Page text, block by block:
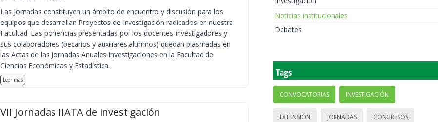
Las Jornadas constituyen un ámbito de encuentro y discusión para los
equipos que desarrollan Proyectos de Investigación radicados en nuestra
Facultad. Las ponencias presentadas por los docentes-investigadores y
sus colaboradores (becarios y auxiliares alumnos) quedan plasmadas en
las Actas de las Jornadas Anuales Investigaciones en la Facultad de
Ciencias Económicas y Estadística.
Leer más
VII Jornadas IIATA de investigación
Noticias institucionales
Debates
Tags
CONVOCATORIAS INVESTIGACIÓN
EXTENSIÓN JORNADAS CONGRESOS